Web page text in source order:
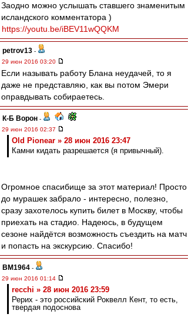
Заодно можно услышать ставшего знаменитым
исландского комментатора )
https://youtu.be/iBEV11wQQKM
petrov13 -
29 июн 2016 03:20
Если называть работу Блана неудачей, то я
даже не представляю, как вы потом Эмери
оправдывать собираетесь.
К-Б Ворон -
29 июн 2016 02:37
Old Pionear » 28 июн 2016 23:47
Камни кидать разрешается (я привычный).
Огромное спасибище за этот материал! Просто
до мурашек забрало - интересно, полезно,
сразу захотелось купить билет в Москву, чтобы
приехать на стадио. Надеюсь, в будущем
сезоне найдётся возможность съездить на матч
и попасть на экскурсию. Спасибо!
BM1964 -
29 июн 2016 01:14
recchi » 28 июн 2016 23:59
Рерих - это российский Роквелл Кент, то есть,
твердая подоснова